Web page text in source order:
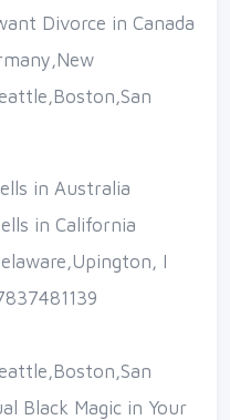
Divorce in Canada
in Australia
in California
I
Black Magic in Your